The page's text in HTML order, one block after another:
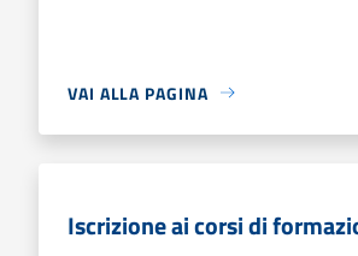
VAI ALLA PAGINA
Iscrizione ai corsi di